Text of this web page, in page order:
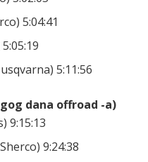
5:04:41
5:11:56
dana offroad -a)
9:15:13
9:24:38